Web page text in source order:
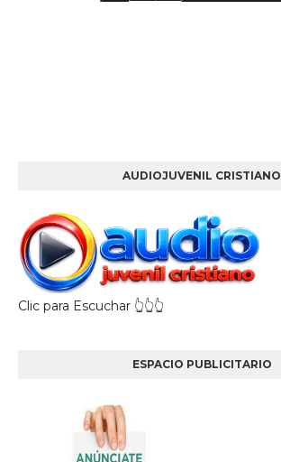
AUDIOJUVENIL CRISTIANO
Clic para Escuchar 👆👆👆
ESPACIO PUBLICITARIO